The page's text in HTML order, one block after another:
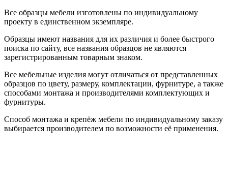
Все образцы мебели изготовлены по индивидуальному
проекту в единственном экземпляре.
Образцы имеют названия для их различия и более быстрого
поиска по сайту, все названия образцов не являются
зарегистрированным товарным знаком.
Все мебельные изделия могут отличаться от представленных
образцов по цвету, размеру, комплектации, фурнитуре, а также
способами монтажа и производителями комплектующих и
фурнитуры.
Способ монтажа и крепёж мебели по индивидуальному заказу
выбирается производителем по возможности её применения.